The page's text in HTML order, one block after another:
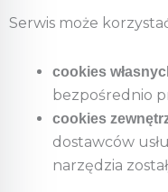
Serwis może
cookies
bezpośrednio
cookies
dostawców
narzędzia